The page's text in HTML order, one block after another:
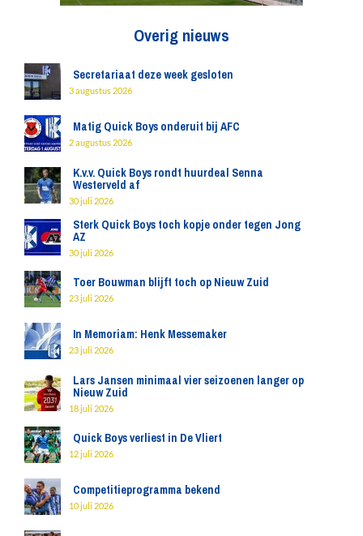
Overig nieuws
Secretariaat deze week gesloten
3 augustus 2026
Matig Quick Boys onderuit bij AFC
2 augustus 2026
K.v.v. Quick Boys rondt huurdeal Senna
Westerveld af
30 juli 2026
Sterk Quick Boys toch kopje onder tegen Jong
AZ
30 juli 2026
Toer Bouwman blijft toch op Nieuw Zuid
23 juli 2026
In Memoriam: Henk Messemaker
23 juli 2026
Lars Jansen minimaal vier seizoenen langer op
Nieuw Zuid
18 juli 2026
Quick Boys verliest in De Vliert
12 juli 2026
Competitieprogramma bekend
10 juli 2026